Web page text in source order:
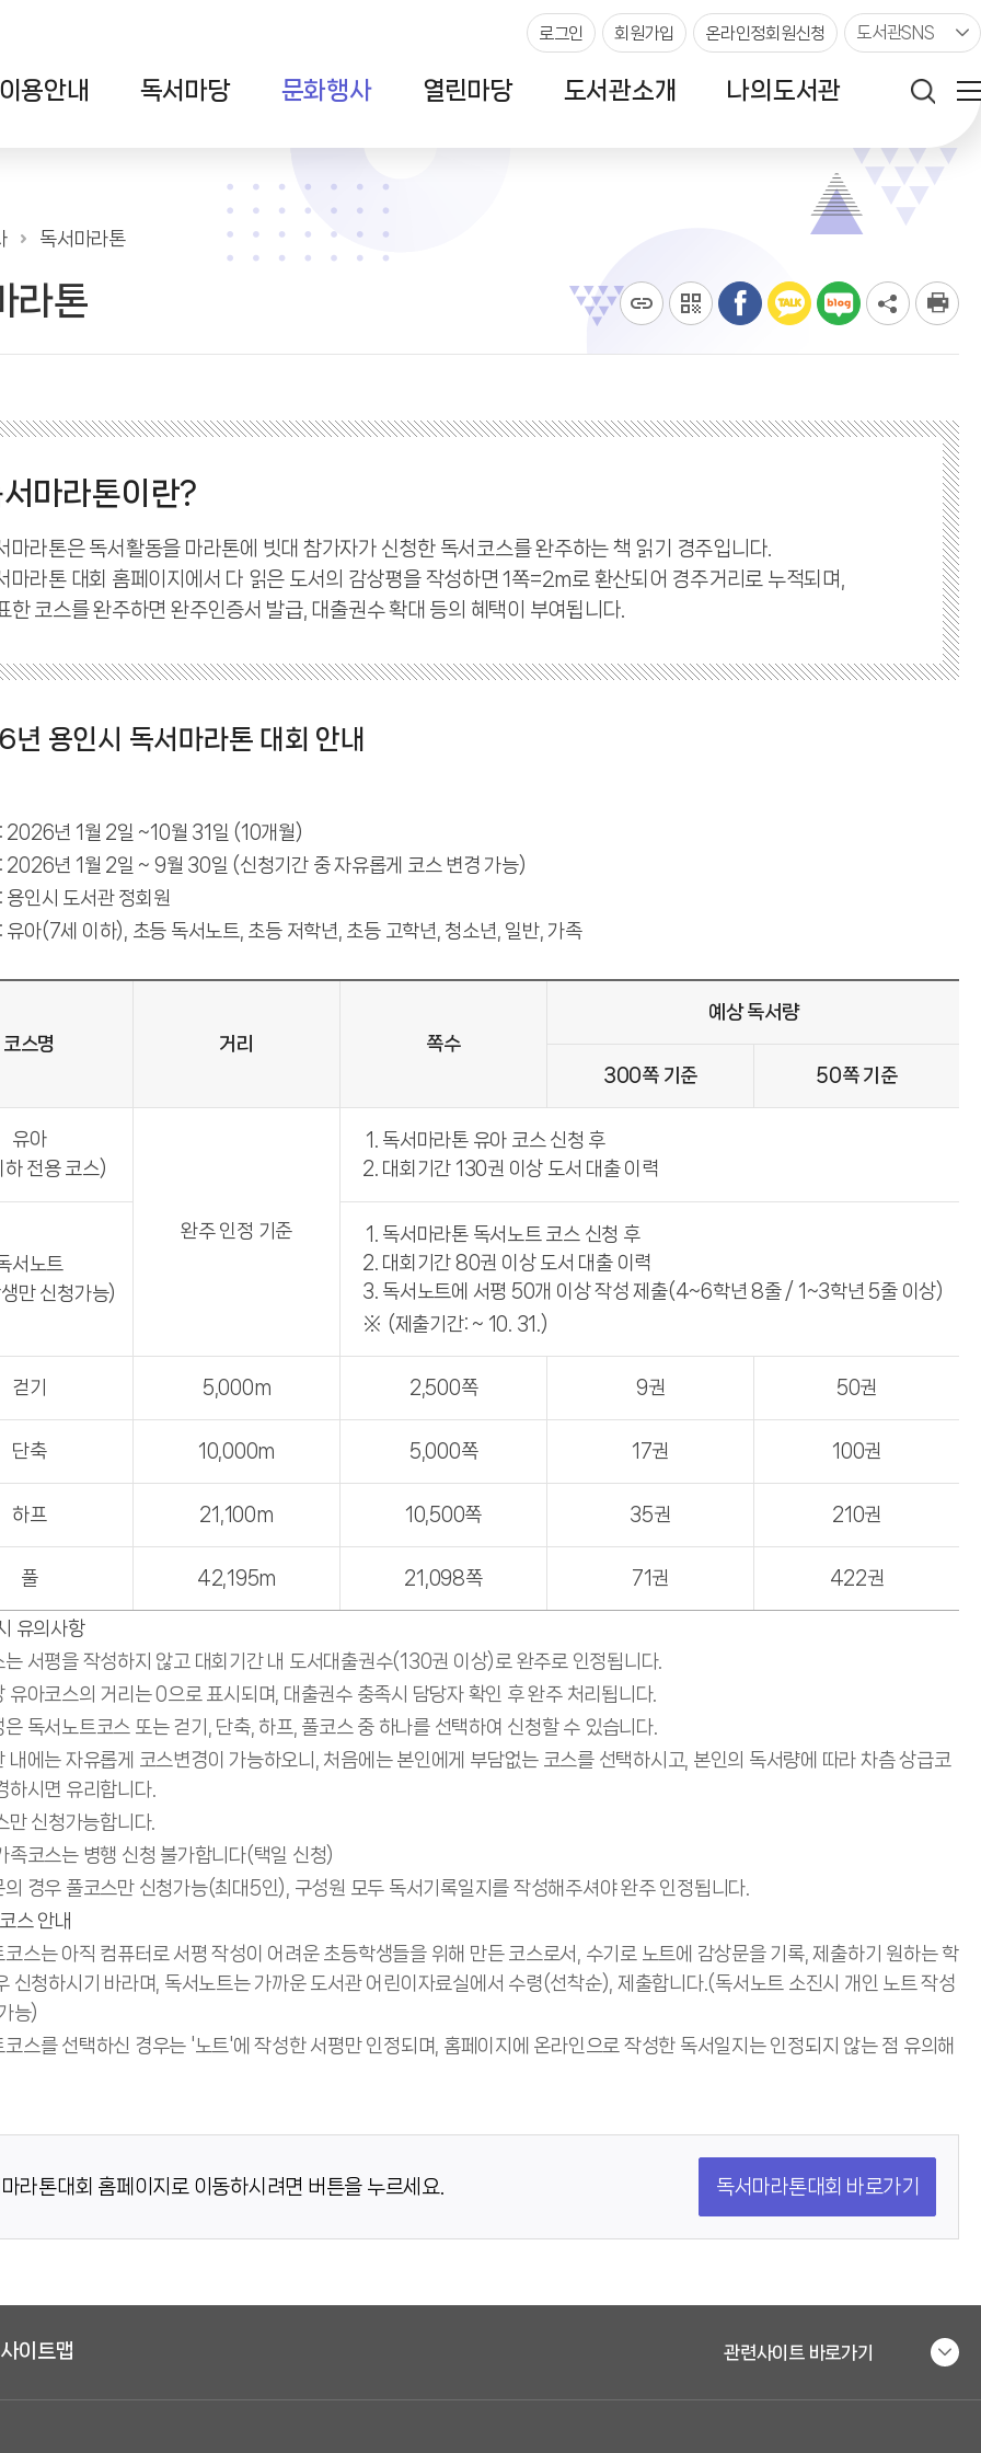
로그인 회원가입 온라인정회원신청 도서관SNS
이용안내 독서마당 문화행사 열린마당 도서관소개 나의도서관
독서마라톤
라톤
마라톤이란?
마라톤은 독서활동을 마라톤에 빗대 참가자가 신청한 독서코스를 완주하는 책 읽기 경주입니다.
마라톤 대회 홈페이지에서 다 읽은 도서의 감상평을 작성하면 1쪽=2m로 환산되어 경주거리로 누적되며,
한 코스를 완주하면 완주인증서 발급, 대출권수 확대 등의 혜택이 부여됩니다.
용인시 독서마라톤 대회 안내
2026년 1월 2일 ~10월 31일 (10개월)
2026년 1월 2일 ~ 9월 30일 (신청기간 중 자유롭게 코스 변경 가능)
용인시 도서관 정회원
유아(7세 이하), 초등 독서노트, 초등 저학년, 초등 고학년, 청소년, 일반, 가족
코스명 거리 쪽수
예상 독서량
300쪽 기준 50쪽 기준
유아
전용 코스)
완주 인정 기준
독서마라톤 유아 코스 신청 후
대회기간 130권 이상 도서 대출 이력
서노트
만 신청가능)
독서마라톤 독서노트 코스 신청 후
대회기간 80권 이상 도서 대출 이력
독서노트에 서평 50개 이상 작성 제출(4~6학년 8줄 / 1~3학년 5줄 이상)
(제출기간: ~ 10. 31.)
걷기 5,000m 2,500쪽 9권 50권
단축 10,000m 5,000쪽 17권 100권
하프 21,100m 10,500쪽 35권 210권
풀 42,195m 21,098쪽 71권 422권
유의사항
는 서평을 작성하지 않고 대회기간 내 도서대출권수(130권 이상)로 완주로 인정됩니다.
유아코스의 거리는 0으로 표시되며, 대출권수 충족시 담당자 확인 후 완주 처리됩니다.
은 독서노트코스 또는 걷기, 단축, 하프, 풀코스 중 하나를 선택하여 신청할 수 있습니다.
내에는 자유롭게 코스변경이 가능하오니, 처음에는 본인에게 부담없는 코스를 선택하시고, 본인의 독서량에 따라 차츰 상급코
하시면 유리합니다.
만 신청가능합니다.
족코스는 병행 신청 불가합니다(택일 신청)
의 경우 풀코스만 신청가능(최대5인), 구성원 모두 독서기록일지를 작성해주셔야 완주 인정됩니다.
스 안내
코스는 아직 컴퓨터로 서평 작성이 어려운 초등학생들을 위해 만든 코스로서, 수기로 노트에 감상문을 기록, 제출하기 원하는 학
신청하시기 바라며, 독서노트는 가까운 도서관 어린이자료실에서 수령(선착순), 제출합니다.(독서노트 소진시 개인 노트 작성
능)
코스를 선택하신 경우는 '노트'에 작성한 서평만 인정되며, 홈페이지에 온라인으로 작성한 독서일지는 인정되지 않는 점 유의해
라톤대회 홈페이지로 이동하시려면 버튼을 누르세요. 독서마라톤대회 바로가기
사이트맵 관련사이트 바로가기